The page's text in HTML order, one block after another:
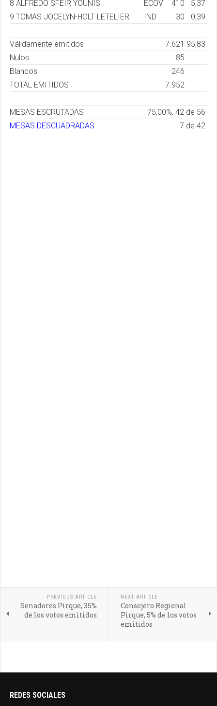
8 ALFREDO SFEIR YOUNIS ECOV 410
5,37
9 TOMAS JOCELYN-HOLT LETELIER
IND 30 0,39
Válidamente emitidos 7.621 95,83
Nulos
85
Blancos
246
TOTAL EMITIDOS
7.952
MESAS ESCRUTADAS
75,00%, 42 de 56
MESAS DESCUADRADAS
7 de 42
PREVIOUS ARTICLE
Senadores Pirque, 35%
de los votos emitidos
NEXT ARTICLE
Consejero Regional
Pirque, 5% de los votos
emitidos
REDES SOCIALES